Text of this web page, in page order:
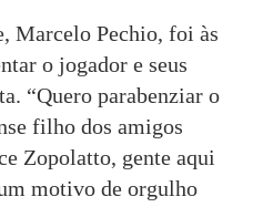
Marcelo Pechio, foi às
o jogador e seus
“Quero parabenziar o
filho dos amigos
Zopolatto, gente aqui
motivo de orgulho